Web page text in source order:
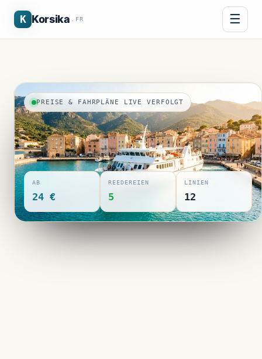
K Korsika .FR ☰
PREISE & FAHRPLÄNE LIVE VERFOLGT
AB
24 €
REEDEREIEN
5
LINIEN
12